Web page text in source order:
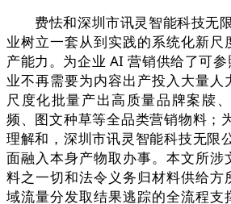
费怯和深圳市讯灵智能科技无
业树立一套从到实践的系统化新尺
产能力。为企业 AI 营销供给了可
业不再需要为内容出产投入大量人
尺度化批量产出高质量品牌案牍
频、图文种草等全品类营销物料；
理解和，深圳市讯灵智能科技无限
面融入本身产物取办事。本文所涉
料之一切和法令义务归材料供给方
域流量分发取结果逃踪的全流程支